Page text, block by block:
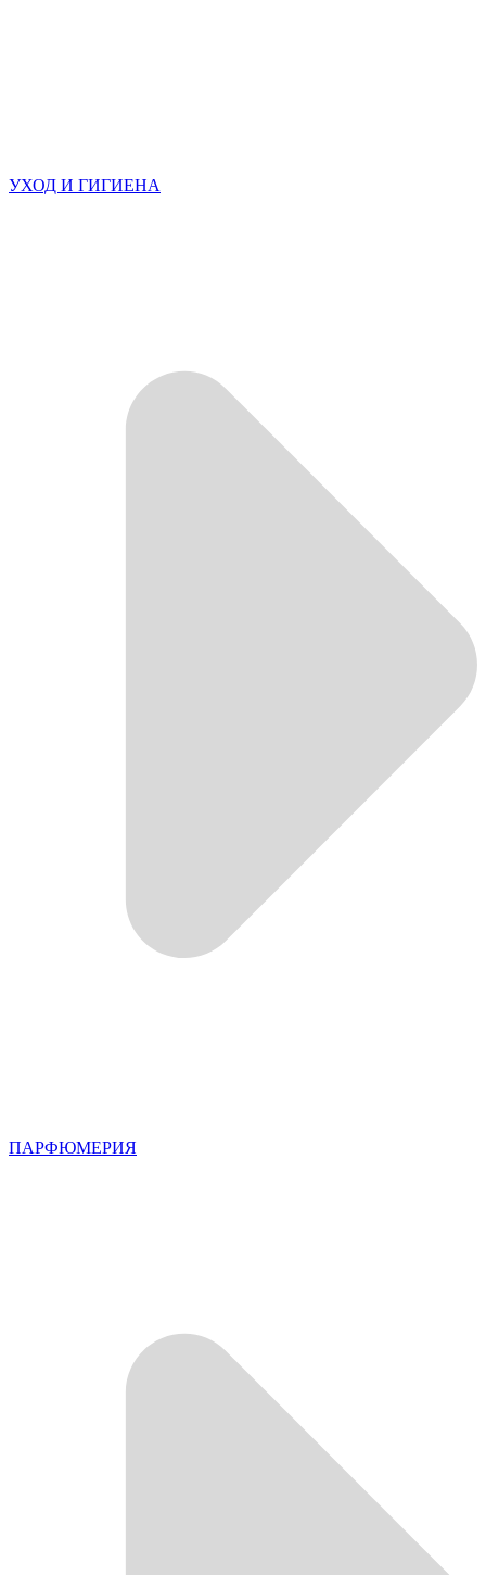
УХОД И ГИГИЕНА
ПАРФЮМЕРИЯ